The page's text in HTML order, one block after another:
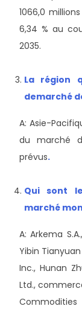
1066,0
6,34 % au
2035.
La région
demarché
A: Asie-
du marché
prévus.
Qui sont
marché
A: Arkema
Yibin
Inc., Hunan
Ltd.,